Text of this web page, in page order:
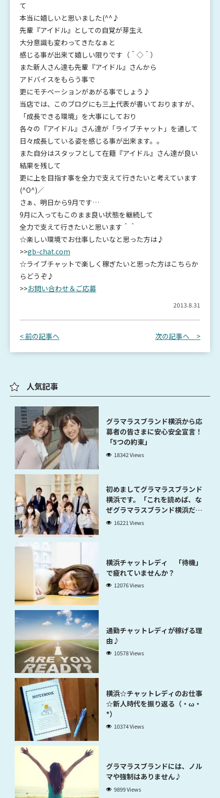
て
本当に嬉しいと思いました(^^♪
先輩『アイドル』としての自覚が芽生え
大分意識も変わってきたなぁと
感じる事が出来て嬉しい限りです（＾◇＾）
また新人さん達も先輩『アイドル』さんから
アドバイスをもらう事で
更にモチベーションがあがる事でしょう♪
当店では、このブログにも三上代表が書いておりますが、
「成長できる環境」を大事にしており
各々の『アイドル』さん達が「ライブチャット」を通して
日々成長している姿を感じる事が出来ます。。
また自分はスタッフとして在籍『アイドル』さん達が良い
結果を残して
更に上を目指す事を全力で支えて行きたいと考えています
(^O^)／
さぁ、明日から9月です…
9月に入ってもこのまま良い状態を継続して
全力で支えて行きたいと思います＾＾
☆楽しい環境でお仕事したいなと思った方は♪
>>gb-chat.com
☆ライブチャットで楽しく稼ぎたいと思った方はこちらか
らどうぞ♪
>>お問い合わせ＆ご応募
2013.8.31
< 前の記事へ 次の記事へ >
人気記事
グラマラスブランド横浜から応
募者の皆さまに安心安全宣言！
「5つの約束」
18342 Views
初めましてグラマラスブランド
横浜です。「これを読めば、な
ぜグラマラスブランド横浜だと
稼げるのかが分かります」
16221 Views
横浜チャットレディ 「待機」
で疲れていませんか？
12076 Views
通勤チャットレディが稼げる理
由♪
10578 Views
横浜☆チャットレディのお仕事
☆新人時代を振り返る（・ω・
*）
10374 Views
グラマラスブランドには、ノル
マや強制はありません♪
9899 Views